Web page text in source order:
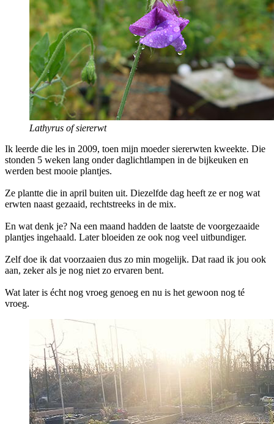
Lathyrus of siererwt
Ik leerde die les in 2009, toen mijn moeder siererwten kweekte. Die
stonden 5 weken lang onder daglichtlampen in de bijkeuken en
werden best mooie plantjes.
Ze plantte die in april buiten uit. Diezelfde dag heeft ze er nog wat
erwten naast gezaaid, rechtstreeks in de mix.
En wat denk je? Na een maand hadden de laatste de voorgezaaide
plantjes ingehaald. Later bloeiden ze ook nog veel uitbundiger.
Zelf doe ik dat voorzaaien dus zo min mogelijk. Dat raad ik jou ook
aan, zeker als je nog niet zo ervaren bent.
Wat later is écht nog vroeg genoeg en nu is het gewoon nog té
vroeg.